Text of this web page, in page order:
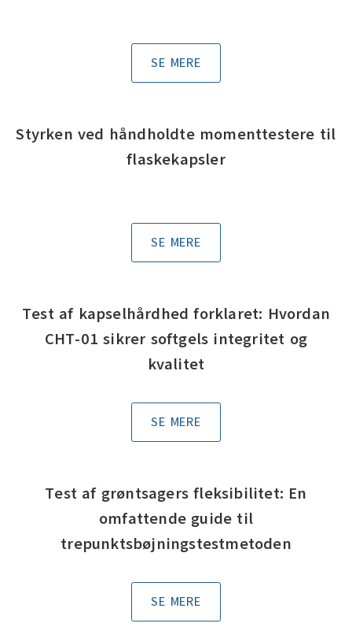
SE MERE
Styrken ved håndholdte momenttestere til
flaskekapsler
SE MERE
Test af kapselhårdhed forklaret: Hvordan
CHT-01 sikrer softgels integritet og
kvalitet
SE MERE
Test af grøntsagers fleksibilitet: En
omfattende guide til
trepunktsbøjningstestmetoden
SE MERE